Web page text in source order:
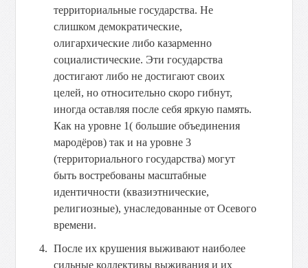
территориальные государства. Не
слишком демократические,
олигархические либо казарменно
социалистические. Эти государства
достигают либо не достигают своих
целей, но относительно скоро гибнут,
иногда оставляя после себя яркую память.
Как на уровне 1( большие объединения
мародёров) так и на уровне 3
(территориального государства) могут
быть востребованы масштабные
идентичности (квазиэтнические,
религиозные), унаследованные от Осевого
времени.
После их крушения выживают наиболее
сильные коллективы выживания и их